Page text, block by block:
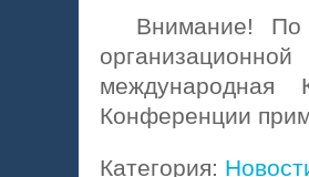
Внимание! По
Конференции
Категория: